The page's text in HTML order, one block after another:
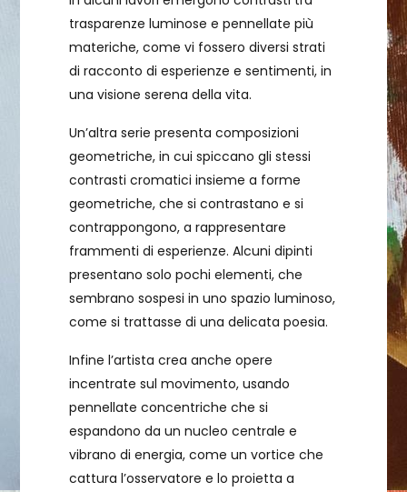
trasparenze luminose e pennellate più
materiche, come vi fossero diversi strati
di racconto di esperienze e sentimenti, in
una visione serena della vita.
Un’altra serie presenta composizioni
geometriche, in cui spiccano gli stessi
contrasti cromatici insieme a forme
geometriche, che si contrastano e si
contrappongono, a rappresentare
frammenti di esperienze. Alcuni dipinti
presentano solo pochi elementi, che
sembrano sospesi in uno spazio luminoso,
come si trattasse di una delicata poesia.
Infine l’artista crea anche opere
incentrate sul movimento, usando
pennellate concentriche che si
espandono da un nucleo centrale e
vibrano di energia, come un vortice che
cattura l’osservatore e lo proietta a